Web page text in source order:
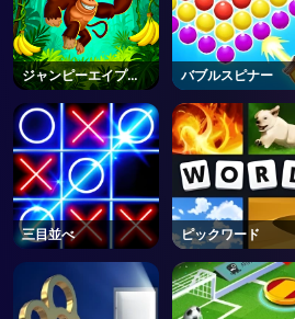
ジャンピーエイプジ
ョー
バブルスピナー
三目並べ ピックワード